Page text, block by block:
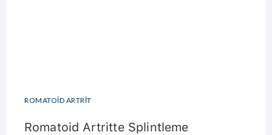
ROMATOID ARTRIT
Romatoid Artritte Splintleme